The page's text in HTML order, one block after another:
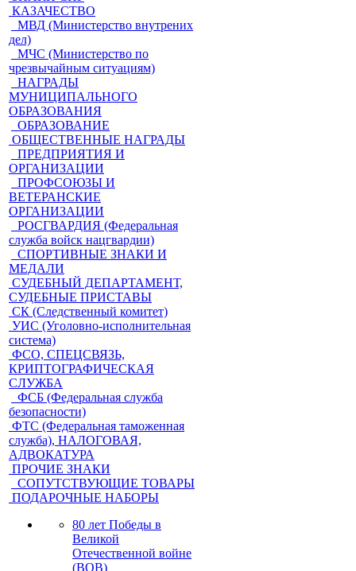
КАЗАЧЕСТВО
МВД (Министерство внутрених
дел)
МЧС (Министерство по
чрезвычайным ситуациям)
НАГРАДЫ
МУНИЦИПАЛЬНОГО
ОБРАЗОВАНИЯ
ОБРАЗОВАНИЕ
ОБЩЕСТВЕННЫЕ НАГРАДЫ
ПРЕДПРИЯТИЯ И
ОРГАНИЗАЦИИ
ПРОФСОЮЗЫ И
ВЕТЕРАНСКИЕ
ОРГАНИЗАЦИИ
РОСГВАРДИЯ (Федеральная
служба войск нацгвардии)
СПОРТИВНЫЕ ЗНАКИ И
МЕДАЛИ
СУДЕБНЫЙ ДЕПАРТАМЕНТ,
СУДЕБНЫЕ ПРИСТАВЫ
СК (Следственный комитет)
УИС (Уголовно-исполнительная
система)
ФСО, СПЕЦСВЯЗЬ,
КРИПТОГРАФИЧЕСКАЯ
СЛУЖБА
ФСБ (Федеральная служба
безопасности)
ФТС (Федеральная таможенная
служба), НАЛОГОВАЯ,
АДВОКАТУРА
ПРОЧИЕ ЗНАКИ
СОПУТСТВУЮЩИЕ ТОВАРЫ
ПОДАРОЧНЫЕ НАБОРЫ
80 лет Победы в
Великой
Отечественной войне
(ВОВ)